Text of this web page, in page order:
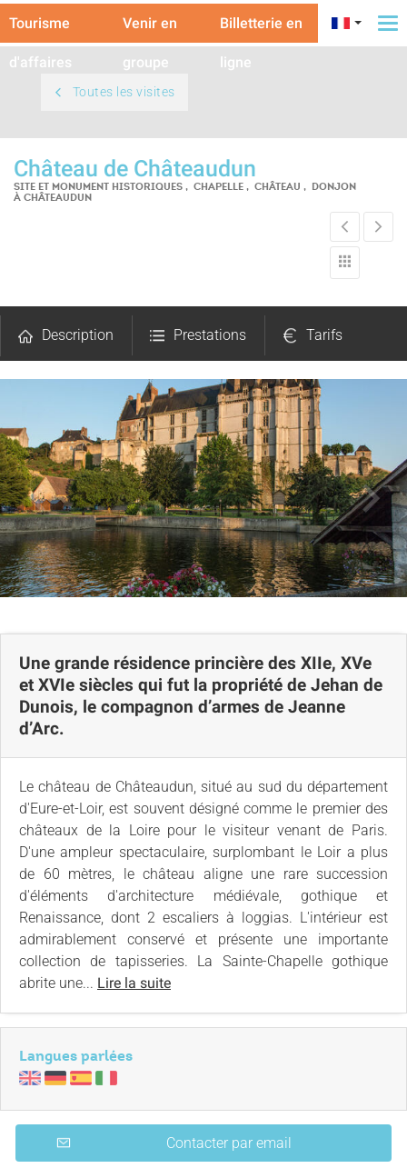
Tourisme
d'affaires
Venir en
groupe
Billetterie en
ligne
Toutes les visites
Château de Châteaudun
SITE ET MONUMENT HISTORIQUES , CHAPELLE , CHÂTEAU , DONJON
À CHÂTEAUDUN
Description Prestations Tarifs
Ouvertures Photos
Avis Carte
Une grande résidence princière des XIIe, XVe
et XVIe siècles qui fut la propriété de Jehan de
Dunois, le compagnon d’armes de Jeanne
d’Arc.
Le château de Châteaudun, situé au sud du département
d'Eure-et-Loir, est souvent désigné comme le premier des
châteaux de la Loire pour le visiteur venant de Paris.
D'une ampleur spectaculaire, surplombant le Loir a plus
de 60 mètres, le château aligne une rare succession
d'éléments d'architecture médiévale, gothique et
Renaissance, dont 2 escaliers à loggias. L'intérieur est
admirablement conservé et présente une importante
collection de tapisseries. La Sainte-Chapelle gothique
abrite une... Lire la suite
Langues parlées
Contacter par email